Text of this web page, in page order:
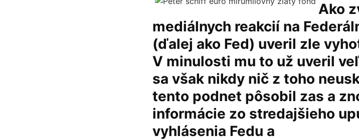
Ako
mediálnych reakcií na
(ďalej ako Fed) uveril zle
V minulosti mu to už uveril
sa však nikdy nič z toho
tento podnet pôsobil zas a
informácie zo stredajšieho
vyhlásenia Fedu a